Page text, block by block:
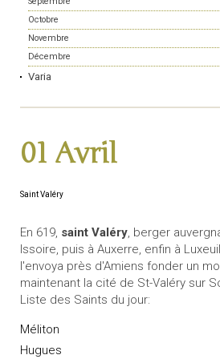
Octobre
Novembre
Décembre
Varia
01 Avril
Saint Valéry
En 619, saint Valéry, berger
Issoire, puis à Auxerre, enfin à
l'envoya près d'Amiens fonder un
maintenant la cité de St-Valéry sur
Liste des Saints du jour:
Méliton
Hugues